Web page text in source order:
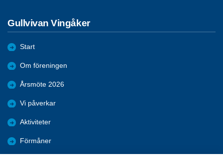
Gullvivan Vingåker
Start
Om föreningen
Årsmöte 2026
Vi påverkar
Aktiviteter
Förmåner